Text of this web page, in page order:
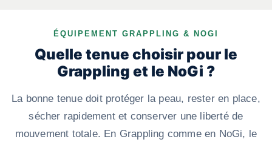
ÉQUIPEMENT GRAPPLING & NOGI
Quelle tenue choisir pour le
Grappling et le NoGi ?
La bonne tenue doit protéger la peau, rester en place,
sécher rapidement et conserver une liberté de
mouvement totale. En Grappling comme en NoGi, le